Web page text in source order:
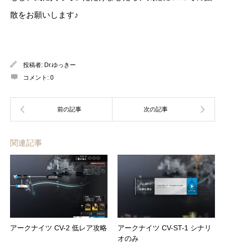
散をお願いします♪
投稿者: Dr.ゆっきー
コメント: 0
関連記事
アークナイツ CV-2 低レア攻略
アークナイツ CV-ST-1 シナリ
オのみ